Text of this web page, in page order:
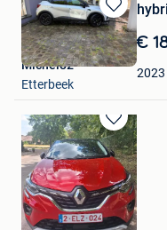
Bewaren
in
Mijn
Favorieten
€
2023
Michel82
Etterbeek
Bewaren
in
Mijn
Favorieten
Michel Janssen
Zutendaal